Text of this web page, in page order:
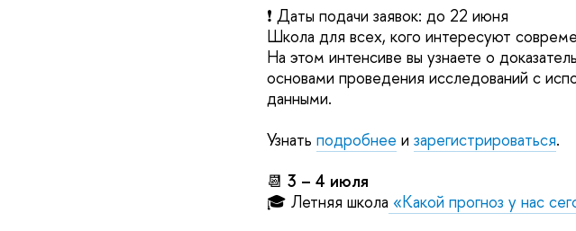
❗️ Даты подачи заявок: до 22 июня
Школа для всех, кого интересуют
На этом интенсиве вы узнаете о
основами проведения исследований с
данными.
Узнать подробнее и зарегистрироваться.
📆 3 – 4 июля
🎓 Летняя школа «Какой прогноз у нас